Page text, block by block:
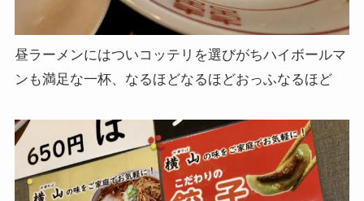
昼ラーメンにはついコッテリを選びがちハイボールマ
ンも満足な一杯、なるほどなるほどおっふなるほど